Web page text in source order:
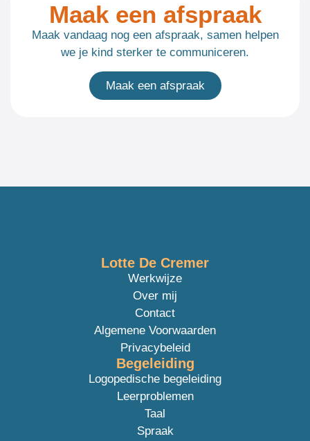
Maak een afspraak
Maak vandaag nog een afspraak, samen helpen
we je kind sterker te communiceren.
Maak een afspraak
Lotte De Cremer
Werkwijze
Over mij
Contact
Algemene Voorwaarden
Privacybeleid
Begeleiding
Logopedische begeleiding
Leerproblemen
Taal
Spraak